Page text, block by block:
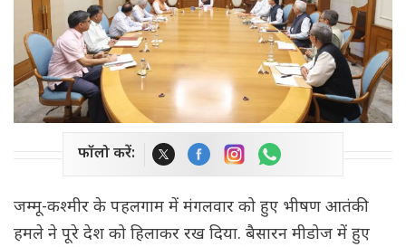
फॉलो करें:
जम्मू-कश्मीर के पहलगाम में मंगलवार को हुए भीषण आतंकी
हमले ने पूरे देश को हिलाकर रख दिया. बैसारन मीडोज में हुए